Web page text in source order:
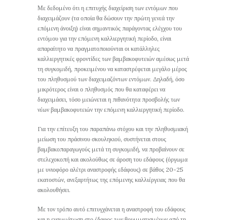
Με δεδομένο ότι η επιτυχής διαχείριση των εντόμων που
διαχειμάζουν (τα οποία θα δώσουν την πρώτη γενεά την
επόμενη άνοιξη) είναι σημαντικός παράγοντας ελέγχου του
εντόμου για την επόμενη καλλιεργητική περίοδο, είναι
απαραίτητο να πραγματοποιούνται οι κατάλληλες
καλλιεργητικές φροντίδες των βαμβακοφυτειών αμέσως μετά
τη συγκομιδή, προκειμένου να καταστρέφεται μεγάλο μέρος
του πληθυσμού των διαχειμαζόντων εντόμων. Δηλαδή, όσο
μικρότερος είναι ο πληθυσμός που θα καταφέρει να
διαχειμάσει, τόσο μειώνεται η πιθανότητα προσβολής των
νέων βαμβακοφυτειών την επόμενη καλλιεργητική περίοδο.
Για την επίτευξη του παραπάνω στόχου και την πληθυσμιακή
μείωση του πράσινου σκουληκιού, συστήνεται στους
βαμβακοπαραγωγούς μετά τη συγκομιδή, να προβαίνουν σε
στελεχοκοπή και ακολούθως σε άροση του εδάφους (όργωμα
με υνιοφόρο αλέτρι αναστροφής εδάφους) σε βάθος 20-25
εκατοστών, ανεξαρτήτως της επόμενης καλλιέργειας που θα
ακολουθήσει.
Με τον τρόπο αυτό επιτυγχάνεται η αναστροφή του εδάφους